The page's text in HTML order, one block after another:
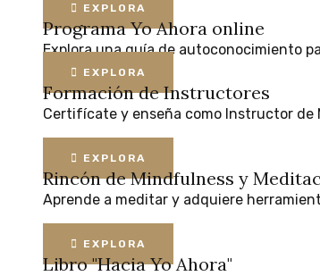
EXPLORA
Programa Yo Ahora online
Explora una guía de autoconocimiento
EXPLORA
Formación de Instructores
Certifícate y enseña como Instructor de
EXPLORA
Rincón de Mindfulness y
Aprende a meditar y adquiere
EXPLORA
Libro "Hacia Yo Ahora"